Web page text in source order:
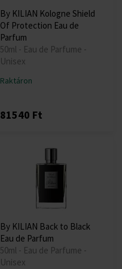
By KILIAN Kologne Shield
Of Protection Eau de
Parfum
50ml - Eau de Parfume -
Unisex
Raktáron
81540 Ft
By KILIAN Back to Black
Eau de Parfum
50ml - Eau de Parfume -
Unisex